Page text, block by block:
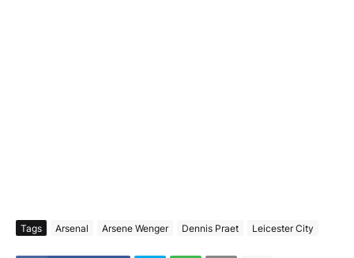
Tags Arsenal Arsene Wenger Dennis Praet Leicester City